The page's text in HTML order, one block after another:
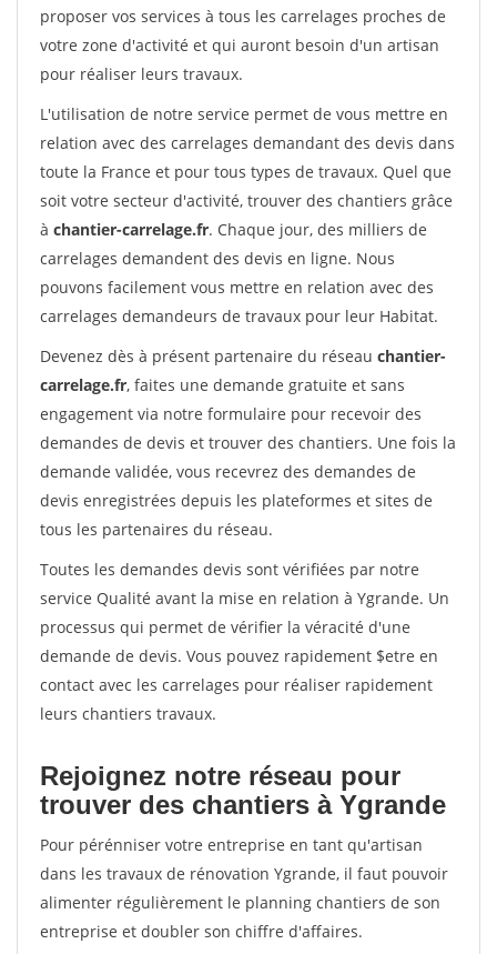
proposer vos services à tous les carrelages proches de
votre zone d'activité et qui auront besoin d'un artisan
pour réaliser leurs travaux.
L'utilisation de notre service permet de vous mettre en
relation avec des carrelages demandant des devis dans
toute la France et pour tous types de travaux. Quel que
soit votre secteur d'activité, trouver des chantiers grâce
à chantier-carrelage.fr. Chaque jour, des milliers de
carrelages demandent des devis en ligne. Nous
pouvons facilement vous mettre en relation avec des
carrelages demandeurs de travaux pour leur Habitat.
Devenez dès à présent partenaire du réseau chantier-
carrelage.fr, faites une demande gratuite et sans
engagement via notre formulaire pour recevoir des
demandes de devis et trouver des chantiers. Une fois la
demande validée, vous recevrez des demandes de
devis enregistrées depuis les plateformes et sites de
tous les partenaires du réseau.
Toutes les demandes devis sont vérifiées par notre
service Qualité avant la mise en relation à Ygrande. Un
processus qui permet de vérifier la véracité d'une
demande de devis. Vous pouvez rapidement $etre en
contact avec les carrelages pour réaliser rapidement
leurs chantiers travaux.
Rejoignez notre réseau pour
trouver des chantiers à Ygrande
Pour pérénniser votre entreprise en tant qu'artisan
dans les travaux de rénovation Ygrande, il faut pouvoir
alimenter régulièrement le planning chantiers de son
entreprise et doubler son chiffre d'affaires.